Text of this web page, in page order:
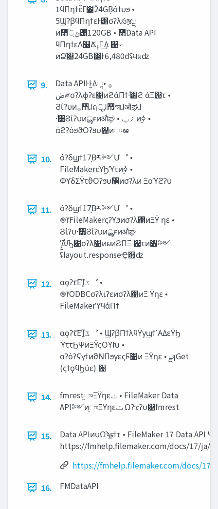
1ϥΠηϯε͋ͨΓ೥ؒ24GB͕όϯυϧ •
5ϢʔβϥΠηϯεͰ͸σʔλసૹྔ
ͷ೥্ؒ‫ݶ‬͸120GB • ೥ؒData API
ϥΠηϯεΛ௥Ճߪೖ͢Δ ৔߹
ͷՁ֨͸24GB෼Ͱ6,480ԁʢ੫ผʣ
9.
Data APIͰͰ͖Δૢ࡞ •
‫ڞ‬༗σʔλϕʔε΁ͷϩάΠϯ·ͨ͸ϩ άΞ΢τ •
Ϩίʔυͷ࡞੒ɺฤूɺ࡟আɺऔಘɺ
·ͨ͸Ϩίʔυͷൣғͷऔಘ • ‫ࡧݕ‬ͷ࣮ߦ •
άϩʔόϧϑΟʔϧυ஋ͷઃఆ
10.
όʔδϣϯ17͔Βར༻Մೳ •
FileMakerεΫϦϓτͷ࣮ߦ •
ΦϒδΣΫτϑΟʔϧυ΁ͷσʔλͷ Ξοϓϩʔυ
11.
όʔδϣϯ17͔Βར༻Մೳ •
֎෦FileMakerςʔϒϧͷσʔλ΁ͷΞΫ ηε •
Ϩίʔυ·ͨ͸Ϩίʔυͷൣғͷऔಘ
ʢlayout.responseҾ਺ʣ
12.
αϙʔτ͞Εͳ͍‫ػ‬ೳ •
֎෦ODBCσʔλιʔεͷσʔλ΁ͷΞ Ϋηε •
FileMakerϓϥάΠϯ
13.
αϙʔτ͞Εͳ͍‫ػ‬ೳ • ϢʔβΠϯλϥΫγϣϯʹΑΔεΫϦ
ϓττϦΨͷΞΫςΟϒԽ •
αʔόʔϚγϯͷϑΝΠϧγεςϜ΁ͷ ΞΫηε • ྫɿGet
(ςϯϙϥϦύε) ؔ਺
14.
fmrest֦ுΞΫηε‫ݖ‬ • FileMaker Data
API༻ͷ֦ுΞΫηε‫ݖ‬ Ωʔϫʔυ͸fmrest
15.
Data APIͷυΩϡϝϯτ • FileMaker 17 Data API
https://fmhelp.filemaker.com/docs/17/ja/
https://fmhelp.filemaker.com/docs/17/
16.
FMDataAPI